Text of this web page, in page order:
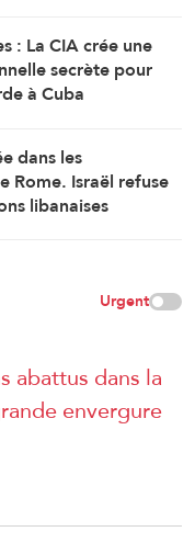
: La CIA crée une
secrète pour
à Cuba
dans les
Rome. Israël refuse
libanaises
Urgent
abattus dans la
envergure